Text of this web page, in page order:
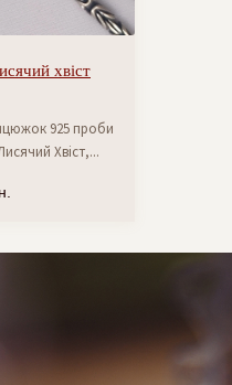
хвіст
925 проби
Хвіст,...